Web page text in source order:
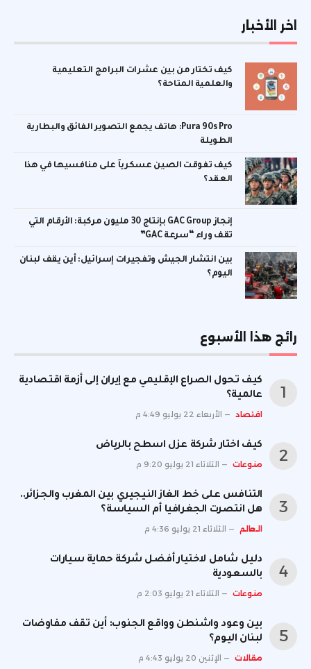
اخر الأخبار
كيف تختار من بين عشرات البرامج التعليمية
والعلمية المتاحة؟
Pura 90s Pro: هاتف يجمع التصوير الفائق والبطارية
الطويلة
كيف تفوقت الصين عسكرياً على منافسيها في هذا
العقد؟
إنجاز GAC Group بإنتاج 30 مليون مركبة: الأرقام التي
تقف وراء “سرعة GAC”
بين انتشار الجيش وتفجيرات إسرائيل: أين يقف لبنان
اليوم؟
رائج هذا الأسبوع
كيف تحول الصراع الإقليمي مع إيران إلى أزمة اقتصادية
عالمية؟
اقتصاد الأربعاء 22 يوليو 4:49 م
كيف اختار شركة عزل اسطح بالرياض
منوعات الثلاثاء 21 يوليو 9:20 م
التنافس على خط الغاز النيجيري بين المغرب والجزائر..
هل انتصرت الجغرافيا أم السياسة؟
العالم الثلاثاء 21 يوليو 4:36 م
دليل شامل لاختيار أفضل شركة حماية سيارات
بالسعودية
منوعات الثلاثاء 21 يوليو 2:03 م
بين وعود واشنطن وواقع الجنوب: أين تقف مفاوضات
لبنان اليوم؟
مقالات الإثنين 20 يوليو 4:43 م